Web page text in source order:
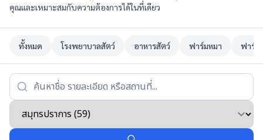
คุณและเหมาะสมกับความต้องการได้ในที่เดียว
ทั้งหมด โรงพยาบาลสัตว์ อาหารสัตว์ ฟาร์มหมา ฟาร์ม